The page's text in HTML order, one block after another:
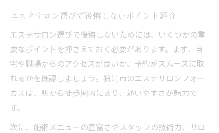
エステサロン選びで後悔しないポイント紹介
エステサロン選びで後悔しないためには、いくつかの重
要なポイントを押さえておく必要があります。まず、自
宅や職場からのアクセスが良いか、予約がスムーズに取
れるかを確認しましょう。狛江市のエステサロンフォー
カスは、駅から徒歩圏内にあり、通いやすさが魅力で
す。
次に、施術メニューの豊富さやスタッフの技術力、サロ